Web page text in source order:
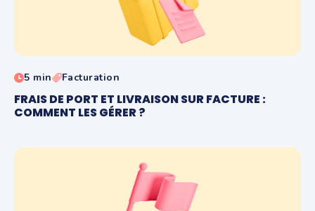
5 min Facturation
FRAIS DE PORT ET LIVRAISON SUR FACTURE :
COMMENT LES GÉRER ?